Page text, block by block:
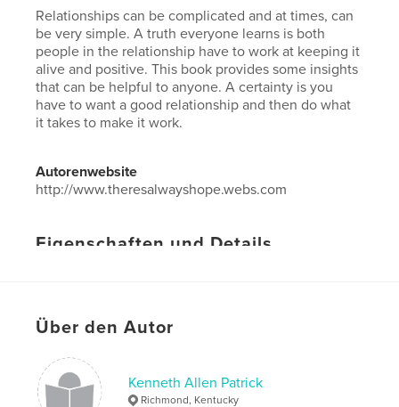
Relationships can be complicated and at times, can
be very simple. A truth everyone learns is both
people in the relationship have to work at keeping it
alive and positive. This book provides some insights
that can be helpful to anyone. A certainty is you
have to want a good relationship and then do what
it takes to make it work.
Autorenwebsite
http://www.theresalwayshope.webs.com
Eigenschaften und Details
Seitenanzahl:
SpracheEnglish
Schlüsselwörter
Über den Autor
Kenneth Allen Patrick
Richmond, Kentucky